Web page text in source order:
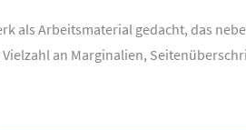
als Arbeitsmaterial gedacht, das
an Marginalien,